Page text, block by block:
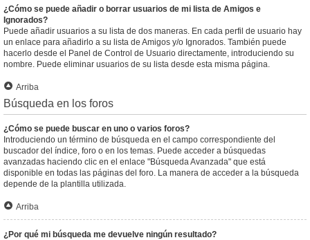
¿Cómo se puede añadir o borrar usuarios de mi lista de Amigos e
Ignorados?
Puede añadir usuarios a su lista de dos maneras. En cada perfil de usuario hay
un enlace para añadirlo a su lista de Amigos y/o Ignorados. También puede
hacerlo desde el Panel de Control de Usuario directamente, introduciendo su
nombre. Puede eliminar usuarios de su lista desde esta misma página.
Arriba
Búsqueda en los foros
¿Cómo se puede buscar en uno o varios foros?
Introduciendo un término de búsqueda en el campo correspondiente del
buscador del índice, foro o en los temas. Puede acceder a búsquedas
avanzadas haciendo clic en el enlace "Búsqueda Avanzada" que está
disponible en todas las páginas del foro. La manera de acceder a la búsqueda
depende de la plantilla utilizada.
Arriba
¿Por qué mi búsqueda me devuelve ningún resultado?